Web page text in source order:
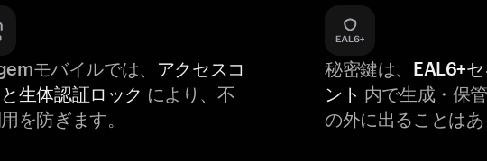
モバイルでは、 アクセスコ
生体認証ロック により、不
を防ぎます。
秘密鍵は、 EAL6+
ント 内で生成・保
の外に出ることは